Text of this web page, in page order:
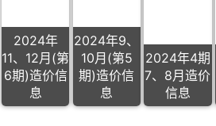
2024年
11、12月(第
6期)造价信
息
2024年9、
10月(第5
期)造价信
息
2024年4期
7、8月造价
信息